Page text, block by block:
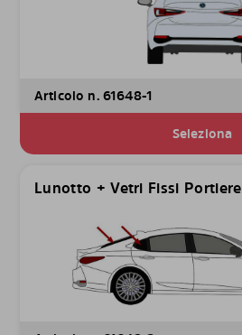
Articolo n. 61648-1
Seleziona
Lunotto + Vetri Fissi Portiere